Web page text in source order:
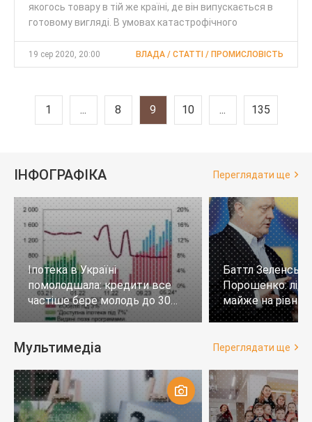
якогось товару в тій же країні, де він випускається в
готовому вигляді. В умовах катастрофічного
19 сер 2020, 20:00 ВЛАДА / CТАТТІ / ПРОМИСЛОВІСТЬ
1 ... 8 9 10 ... 135
ІНФОГРАФІКА Переглядати ще
Іпотека в Україні
помолодшала: кредити все
частіше бере молодь до 30
років
Баттл
Порошенко:
майже на
тих, хто не
Мультимедіа Переглядати ще